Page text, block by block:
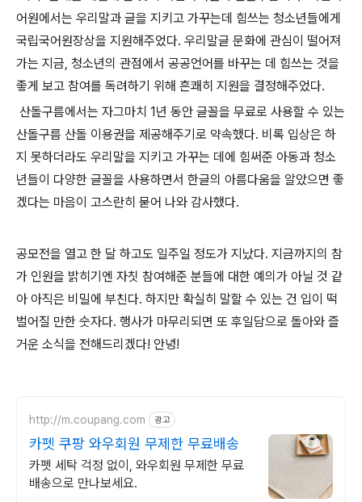
어원에서는 우리말과 글을 지키고 가꾸는데 힘쓰는 청소년들에게
국립국어원장상을 지원해주었다. 우리말글 문화에 관심이 떨어져
가는 지금, 청소년의 관점에서 공공언어를 바꾸는 데 힘쓰는 것을
좋게 보고 참여를 독려하기 위해 흔쾌히 지원을 결정해주었다.
산돌구름에서는 자그마치 1년 동안 글꼴을 무료로 사용할 수 있는
산돌구름 산돌 이용권을 제공해주기로 약속했다. 비록 입상은 하
지 못하더라도 우리말을 지키고 가꾸는 데에 힘써준 아동과 청소
년들이 다양한 글꼴을 사용하면서 한글의 아름다움을 알았으면 좋
겠다는 마음이 고스란히 묻어 나와 감사했다.
공모전을 열고 한 달 하고도 일주일 정도가 지났다. 지금까지의 참
가 인원을 밝히기엔 자칫 참여해준 분들에 대한 예의가 아닐 것 같
아 아직은 비밀에 부친다. 하지만 확실히 말할 수 있는 건 입이 떡
벌어질 만한 숫자다. 행사가 마무리되면 또 후일담으로 돌아와 즐
거운 소식을 전해드리겠다! 안녕!
http://m.coupang.com 광고
카펫 쿠팡 와우회원 무제한 무료배송
카펫 세탁 걱정 없이, 와우회원 무제한 무료
배송으로 만나보세요.